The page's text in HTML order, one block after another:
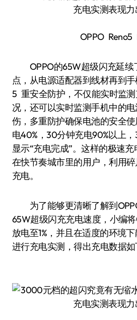
OPPO Reno5
OPPO的65W超级闪充延续
点，从电源适配器到线材再到
5 重安全防护，不仅能实时监
况，还可以实时监测手机中的
伤，多重防护确保电池的安全
电40%，30分钟充电90%以上
显示“充电完成”。这样的极速
在快节奏城市里的用户，利用
充电。
为了能够更清晰了解到
65W超级闪充充电速度，小编
放电至1%，并且在适度的环境
进行充电实测，得出充电数据如